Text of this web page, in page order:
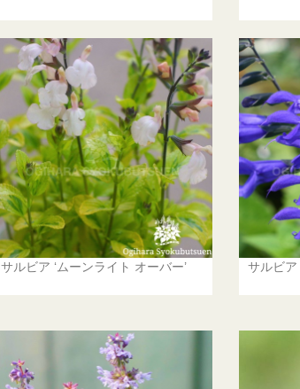
サルビア ‘ムーンライト オーバー’ サルビア